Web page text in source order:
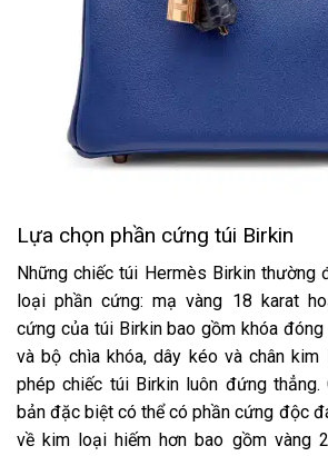
Lựa chọn phần cứng túi Birkin
Những chiếc túi Hermès Birkin thường
loại phần cứng: mạ vàng 18 karat
cứng của túi Birkin bao gồm khóa
và bộ chìa khóa, dây kéo và chân
phép chiếc túi Birkin luôn đứng thẳng.
bản đặc biệt có thể có phần cứng độc
về kim loại hiếm hơn bao gồm vàng